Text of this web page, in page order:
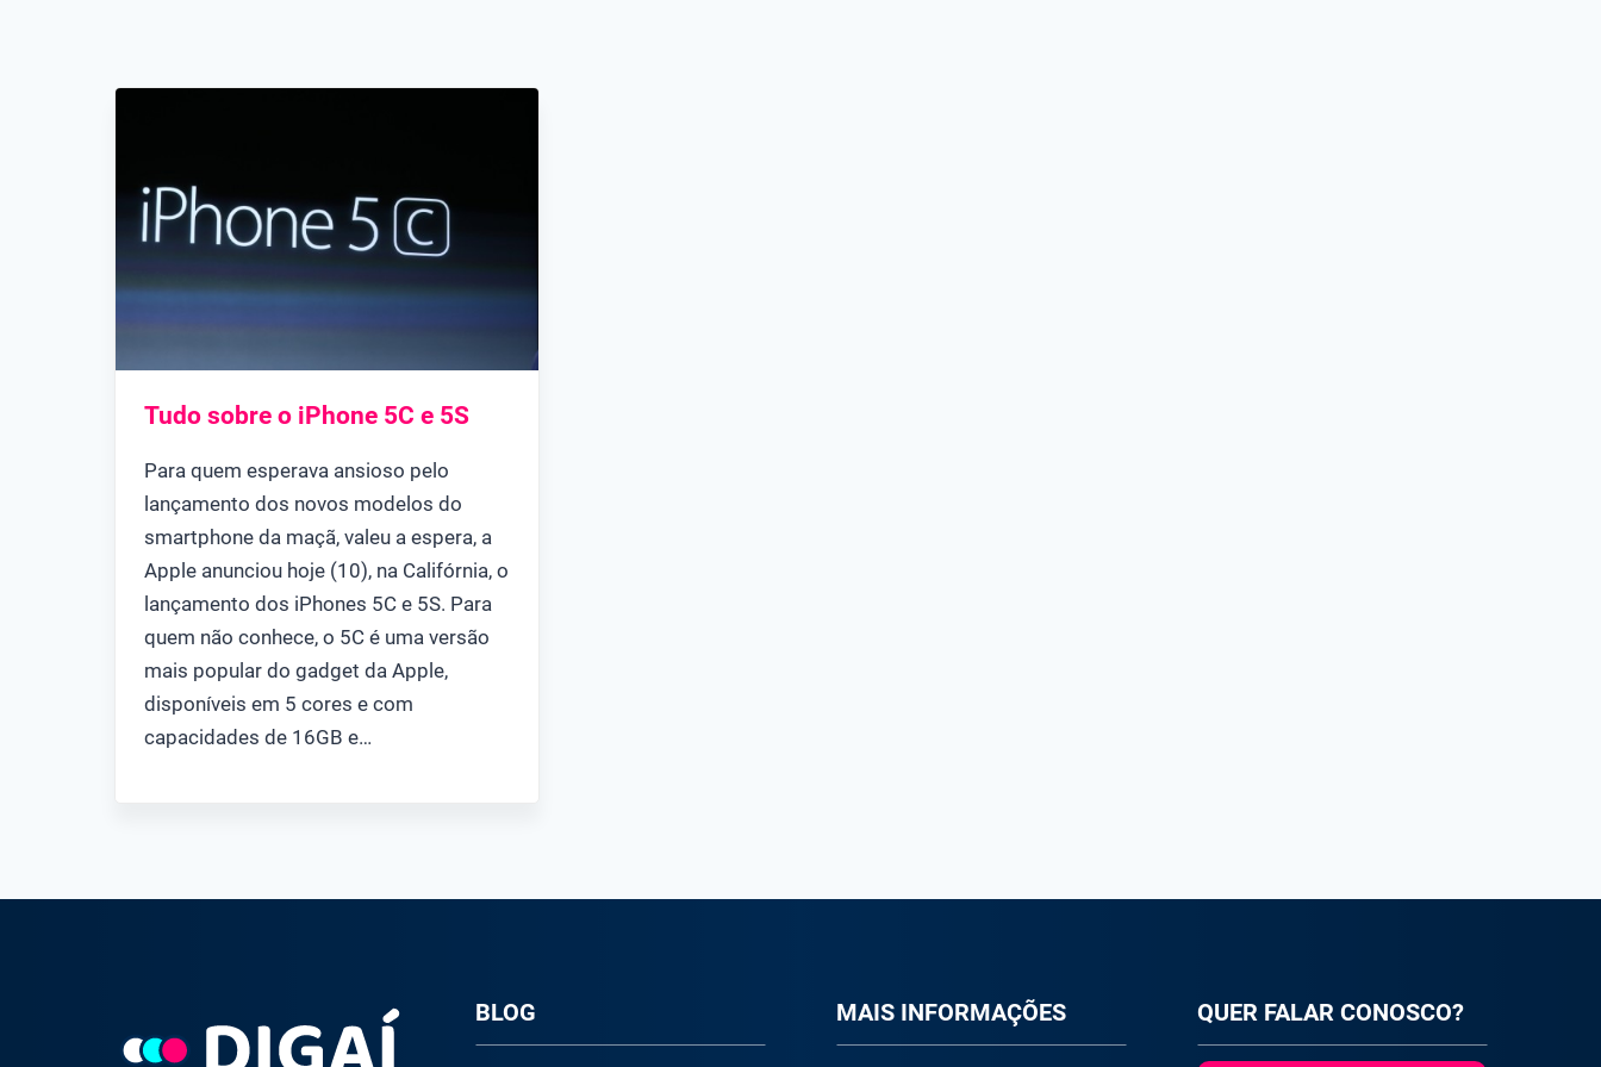
Tudo sobre o iPhone 5C e 5S
Para quem esperava ansioso pelo
lançamento dos novos modelos do
smartphone da maçã, valeu a espera, a
Apple anunciou hoje (10), na Califórnia, o
lançamento dos iPhones 5C e 5S. Para
quem não conhece, o 5C é uma versão
mais popular do gadget da Apple,
disponíveis em 5 cores e com
capacidades de 16GB e…
BLOG MAIS INFORMAÇÕES QUER FALAR CONOSCO?